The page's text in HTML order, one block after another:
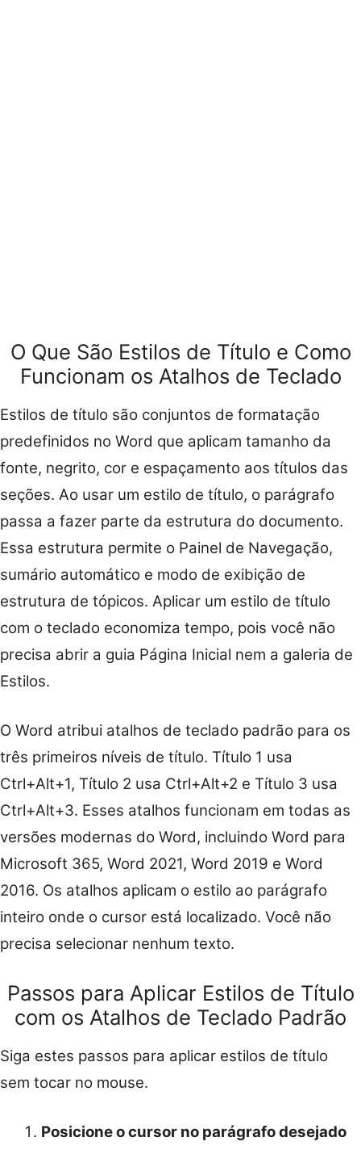
O Que São Estilos de Título e Como
Funcionam os Atalhos de Teclado
Estilos de título são conjuntos de formatação
predefinidos no Word que aplicam tamanho da
fonte, negrito, cor e espaçamento aos títulos das
seções. Ao usar um estilo de título, o parágrafo
passa a fazer parte da estrutura do documento.
Essa estrutura permite o Painel de Navegação,
sumário automático e modo de exibição de
estrutura de tópicos. Aplicar um estilo de título
com o teclado economiza tempo, pois você não
precisa abrir a guia Página Inicial nem a galeria de
Estilos.
O Word atribui atalhos de teclado padrão para os
três primeiros níveis de título. Título 1 usa
Ctrl+Alt+1, Título 2 usa Ctrl+Alt+2 e Título 3 usa
Ctrl+Alt+3. Esses atalhos funcionam em todas as
versões modernas do Word, incluindo Word para
Microsoft 365, Word 2021, Word 2019 e Word
2016. Os atalhos aplicam o estilo ao parágrafo
inteiro onde o cursor está localizado. Você não
precisa selecionar nenhum texto.
Passos para Aplicar Estilos de Título
com os Atalhos de Teclado Padrão
Siga estes passos para aplicar estilos de título
sem tocar no mouse.
Posicione o cursor no parágrafo desejado